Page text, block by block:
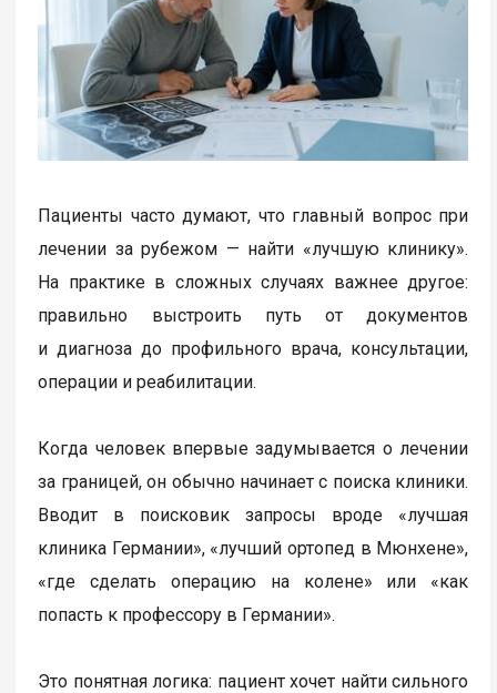
Пациенты часто думают, что главный вопрос при
лечении за рубежом — найти «лучшую клинику».
На практике в сложных случаях важнее другое:
правильно выстроить путь от документов
и диагноза до профильного врача, консультации,
операции и реабилитации.
Когда человек впервые задумывается о лечении
за границей, он обычно начинает с поиска клиники.
Вводит в поисковик запросы вроде «лучшая
клиника Германии», «лучший ортопед в Мюнхене»,
«где сделать операцию на колене» или «как
попасть к профессору в Германии».
Это понятная логика: пациент хочет найти сильного